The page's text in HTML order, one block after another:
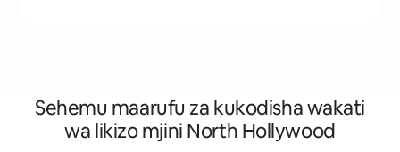
Sehemu maarufu za kukodisha wakati
wa likizo mjini North Hollywood